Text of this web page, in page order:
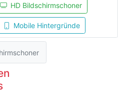
HD Bildschirmschoner
Mobile Hintergründe